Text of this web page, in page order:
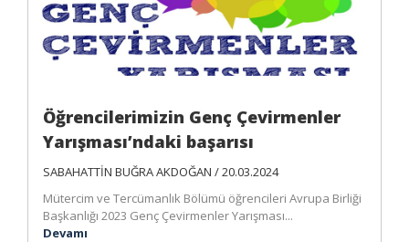
Öğrencilerimizin Genç Çevirmenler
Yarışması’ndaki başarısı
SABAHATTİN BUĞRA AKDOĞAN / 20.03.2024
Mütercim ve Tercümanlık Bölümü öğrencileri Avrupa Birliği
Başkanlığı 2023 Genç Çevirmenler Yarışması...
Devamı